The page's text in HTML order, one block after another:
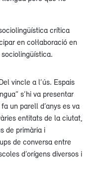
crítica
en col·laboració en
vincle a l’ús. Espais
s’hi va presentar
un parell d’anys es va
entitats de la ciutat,
de primària i
de conversa entre
d’orígens diversos i